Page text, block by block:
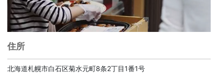
住所
北海道札幌市白石区菊水元町8条2丁目1番1号